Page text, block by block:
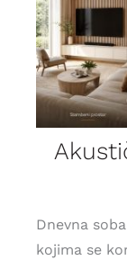
Dnevna
kojima se